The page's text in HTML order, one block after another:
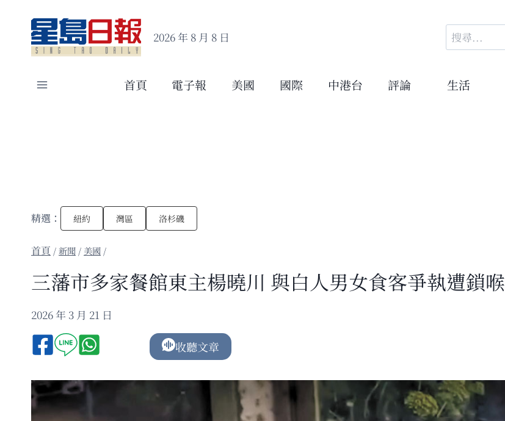
content
2026 年 8 月 8 日
搜
尋
鍵
首頁 電子報 美國 國際 中港台 評論 生活
精選： 紐約 灣區 洛杉磯
/新聞 / 美國 /
三藩市多家餐館東主楊曉川 與白人男女食客爭執遭鎖喉
2026 年 3 月 21 日
收聽文章